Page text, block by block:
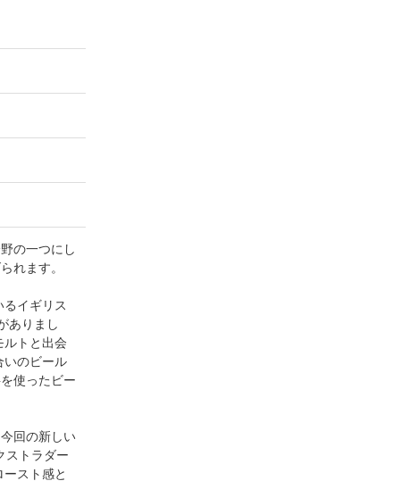
の一つにし
れます。
イギリス
ありまし
ルトと出会
いのビール
使ったビー
回の新しい
ストラダー
スト感と